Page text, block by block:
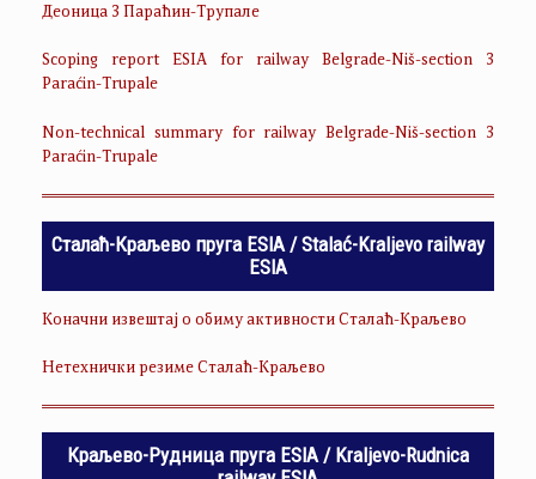
Деоница 3 Параћин-Трупале
Scoping report ESIA for railway Belgrade-Niš-section 3
Paraćin-Trupale
Non-technical summary for railway Belgrade-Niš-section 3
Paraćin-Trupale
Сталаћ-Краљево пруга ESIA / Stalać-Kraljevo railway
ESIA
Коначни извештај о обиму активности Сталаћ-Краљево
Нетехнички резиме Сталаћ-Краљево
Краљево-Рудница пруга ESIA / Kraljevo-Rudnica